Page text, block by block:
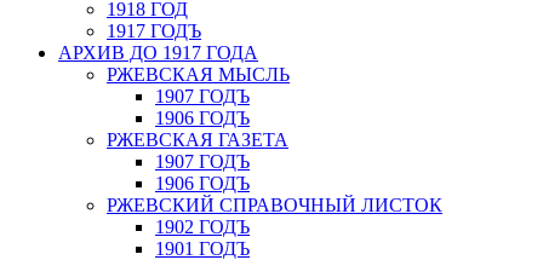
1918 ГОД
1917 ГОДЪ
АРХИВ ДО 1917 ГОДА
РЖЕВСКАЯ МЫСЛЬ
1907 ГОДЪ
1906 ГОДЪ
РЖЕВСКАЯ ГАЗЕТА
1907 ГОДЪ
1906 ГОДЪ
РЖЕВСКИЙ СПРАВОЧНЫЙ ЛИСТОК
1902 ГОДЪ
1901 ГОДЪ